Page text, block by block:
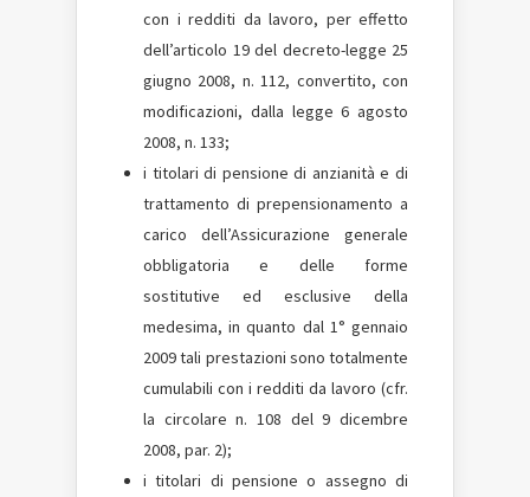
con i redditi da lavoro, per effetto
dell’articolo 19 del decreto-legge 25
giugno 2008, n. 112, convertito, con
modificazioni, dalla legge 6 agosto
2008, n. 133;
i titolari di pensione di anzianità e di
trattamento di prepensionamento a
carico dell’Assicurazione generale
obbligatoria e delle forme
sostitutive ed esclusive della
medesima, in quanto dal 1° gennaio
2009 tali prestazioni sono totalmente
cumulabili con i redditi da lavoro (cfr.
la circolare n. 108 del 9 dicembre
2008, par. 2);
i titolari di pensione o assegno di